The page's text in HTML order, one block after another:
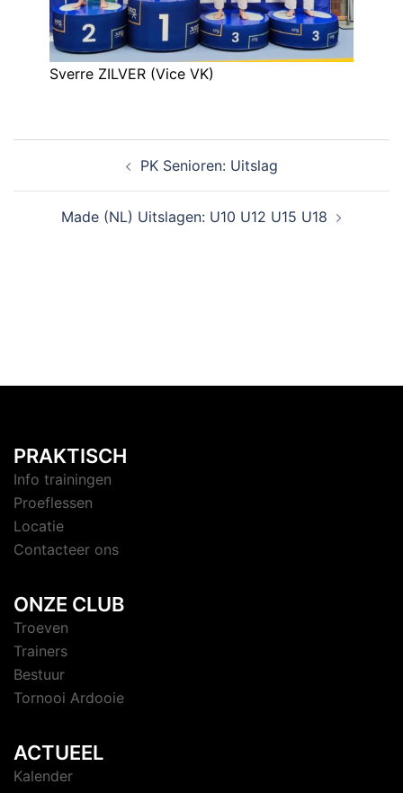
Sverre ZILVER (Vice VK)
PK Senioren: Uitslag
Made (NL) Uitslagen: U10 U12 U15 U18
PRAKTISCH
Info trainingen
Proeflessen
Locatie
Contacteer ons
ONZE CLUB
Troeven
Trainers
Bestuur
Tornooi Ardooie
ACTUEEL
Kalender